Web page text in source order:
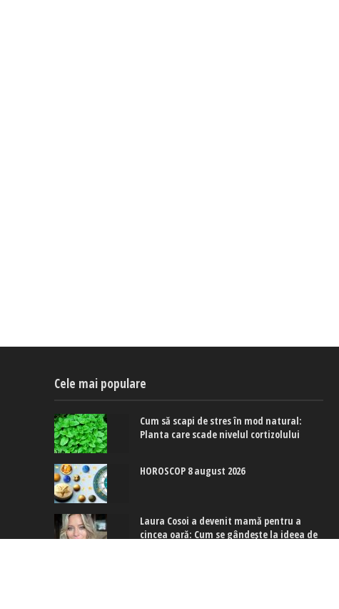
Cele mai populare
Cum să scapi de stres în mod natural:
Planta care scade nivelul cortizolului
HOROSCOP 8 august 2026
Laura Cosoi a devenit mamă pentru a
cincea oară: Cum se gândește la ideea de